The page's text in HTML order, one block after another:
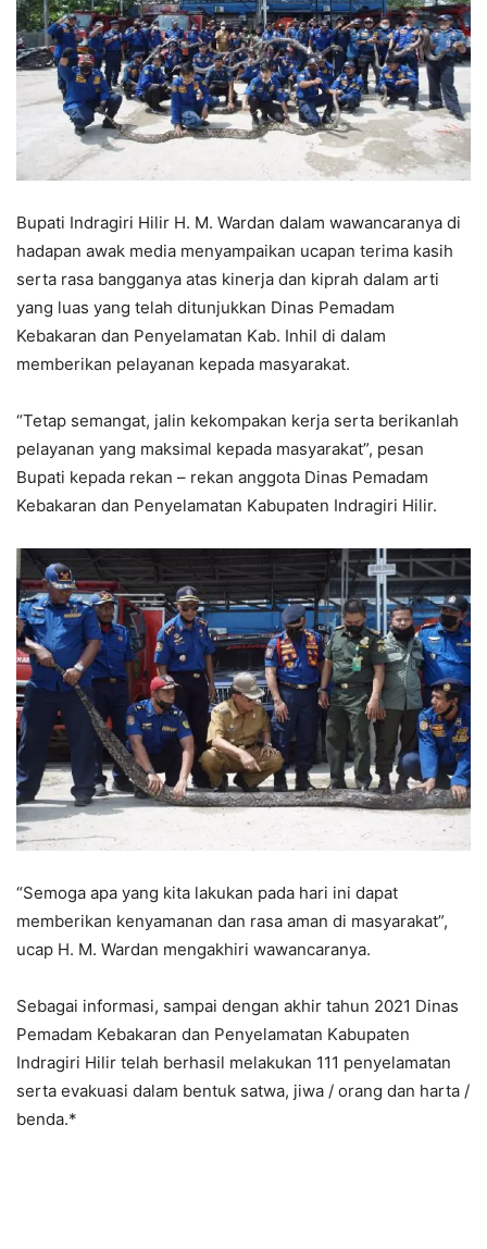
Bupati Indragiri Hilir H. M. Wardan dalam wawancaranya di
hadapan awak media menyampaikan ucapan terima kasih
serta rasa bangganya atas kinerja dan kiprah dalam arti
yang luas yang telah ditunjukkan Dinas Pemadam
Kebakaran dan Penyelamatan Kab. Inhil di dalam
memberikan pelayanan kepada masyarakat.
“Tetap semangat, jalin kekompakan kerja serta berikanlah
pelayanan yang maksimal kepada masyarakat”, pesan
Bupati kepada rekan – rekan anggota Dinas Pemadam
Kebakaran dan Penyelamatan Kabupaten Indragiri Hilir.
“Semoga apa yang kita lakukan pada hari ini dapat
memberikan kenyamanan dan rasa aman di masyarakat”,
ucap H. M. Wardan mengakhiri wawancaranya.
Sebagai informasi, sampai dengan akhir tahun 2021 Dinas
Pemadam Kebakaran dan Penyelamatan Kabupaten
Indragiri Hilir telah berhasil melakukan 111 penyelamatan
serta evakuasi dalam bentuk satwa, jiwa / orang dan harta /
benda.*